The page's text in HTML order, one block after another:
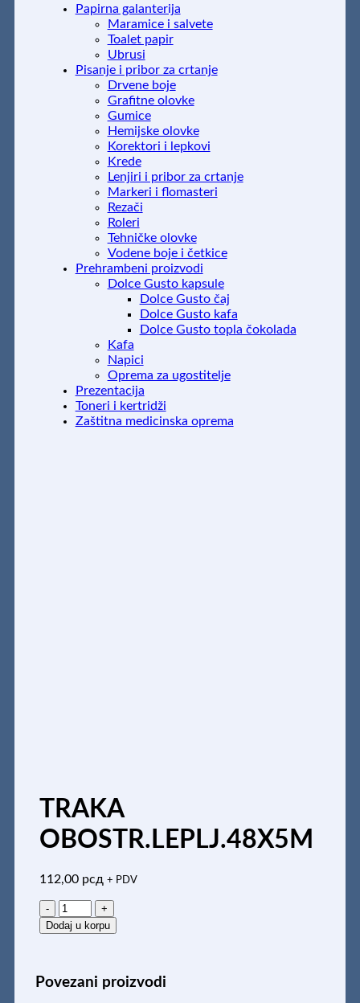
Papirna galanterija
Maramice i salvete
Toalet papir
Ubrusi
Pisanje i pribor za crtanje
Drvene boje
Grafitne olovke
Gumice
Hemijske olovke
Korektori i lepkovi
Krede
Lenjiri i pribor za crtanje
Markeri i flomasteri
Rezači
Roleri
Tehničke olovke
Vodene boje i četkice
Prehrambeni proizvodi
Dolce Gusto kapsule
Dolce Gusto čaj
Dolce Gusto kafa
Dolce Gusto topla čokolada
Kafa
Napici
Oprema za ugostitelje
Prezentacija
Toneri i kertridži
Zaštitna medicinska oprema
TRAKA
OBOSTR.LEPLJ.48X5M
112,00 рсд + PDV
TRAKA
OBOSTR.LEPLJ.48X5M
količina
Dodaj u korpu
Povezani proizvodi